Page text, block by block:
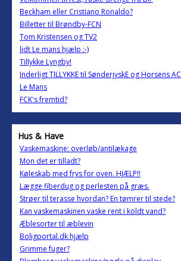
Beckham eller Cristiano Ronaldo?
Billetter til Brøndby-FCN
Tom Kristensen og TV2
lidt Le mans hjælp :-)
Tillykke Lyngby!
Inderligt TILLYKKE til SønderjyskE og Horsens AC
Le Mans
FCK's fremtid?
Hus & Have
Vaskemaskine: overløb/antilækage
Mon det er tilladt?
Køleskab med frys for oven. HJÆLP!!
Lægge fiberdug og perlesten på græs.
Strøer til terasse hvordan? En tømrer til stede?
Kan vaskemaskinen vaske rent i koldt vand?
Æblesorter til æblevin
Boligportal.dk hjælp
Grimme fuger?